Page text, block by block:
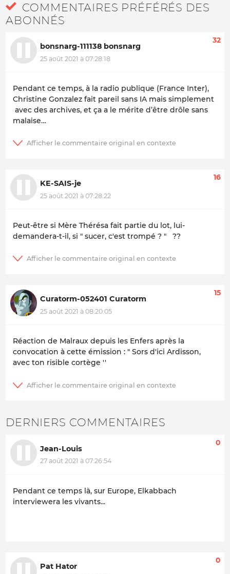
COMMENTAIRES PRÉFÉRÉS DES
ABONNÉS
bonsnarg-111138 bonsnarg
25 août 2021 à 07:28:18
32
Pendant ce temps, à la radio publique (France Inter),
Christine Gonzalez fait pareil sans IA mais simplement
avec des archives, et ça a le mérite d’être drôle sans
malaise…
KE-SAIS-je
25 août 2021 à 07:28:22
16
Peut-être si Mère Thérésa fait partie du lot, lui-
demandera-t-il, si " sucer, c'est trompé ? " ??
Curatorm-052401 Curatorm
25 août 2021 à 08:20:05
15
Réaction de Malraux depuis les Enfers après la
convocation à cette émission : " Sors d'ici Ardisson,
avec ton risible cortège ''
DERNIERS COMMENTAIRES
Jean-Louis
27 août 2021 à 07:26:54
0
Pendant ce temps là, sur Europe, Elkabbach
interviewera les vivants...
Pat Hator
0